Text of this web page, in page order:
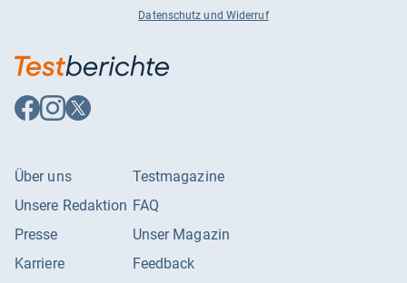
Datenschutz und Widerruf
Auf
Facebook
Auf
Instagram
Auf
X
Über uns
Unsere Redaktion
Presse
Karriere
Testmagazine
FAQ
Unser Magazin
Feedback